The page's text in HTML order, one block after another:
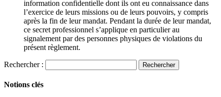
information confidentielle dont ils ont eu connaissance dans
l’exercice de leurs missions ou de leurs pouvoirs, y compris
après la fin de leur mandat. Pendant la durée de leur mandat,
ce secret professionnel s’applique en particulier au
signalement par des personnes physiques de violations du
présent règlement.
Rechercher :
Notions clés